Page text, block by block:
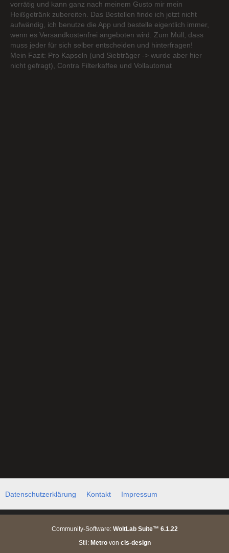
vorrätig und kann ganz nach meinem Gusto mir mein
Heißgetränk zubereiten. Das Bestellen finde ich jetzt nicht
aufwändig, ich benutze die App und bestelle eigentlich immer,
wenn es Versandkostenfrei angeboten wird. Zum Müll, dass
muss jeder für sich selber entscheiden und hinterfragen!
Mein Fazit: Pro Kapseln (und Siebträger -> wurde aber hier
nicht gefragt), Contra Filterkaffee und Vollautomat
Datenschutzerklärung Kontakt Impressum
Community-Software: WoltLab Suite™ 6.1.22
Stil: Metrovon cls-design